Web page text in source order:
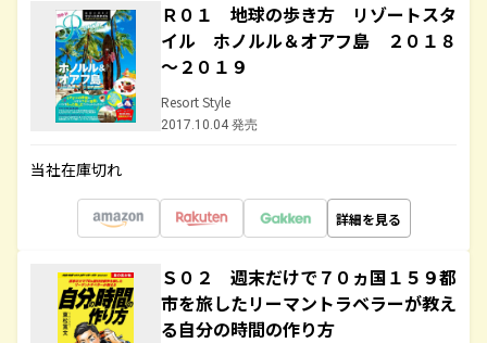
Ｒ０１ 地球の歩き方 リゾートスタ
イル ホノルル＆オアフ島 ２０１８
～２０１９
Resort Style
2017.10.04 発売
当社在庫切れ
詳細を見る
Ｓ０２ 週末だけで７０ヵ国１５９都
市を旅したリーマントラベラーが教え
る自分の時間の作り方